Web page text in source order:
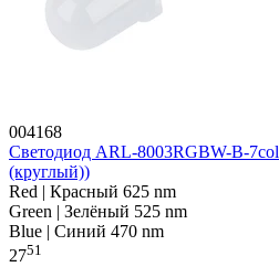
004168
Светодиод ARL-8003RGBW-B-
(круглый))
Red | Красный 625 nm
Green | Зелёный 525 nm
Blue | Синий 470 nm
2751